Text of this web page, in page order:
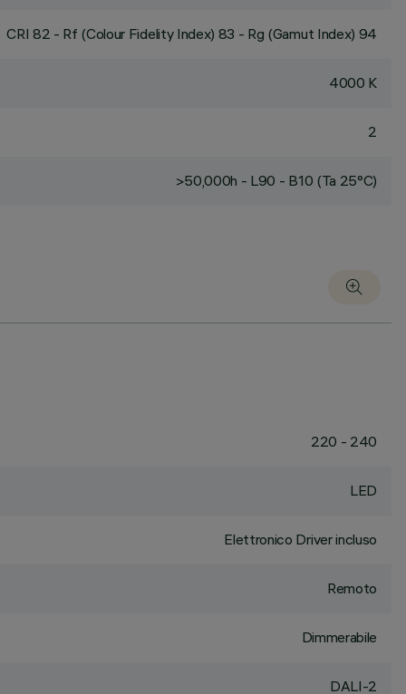
CRI 82 - Rf (Colour Fidelity Index) 83 - Rg (Gamut Index) 94
4000 K
2
>50,000h - L90 - B10 (Ta 25°C)
220 - 240
LED
Elettronico Driver incluso
Remoto
Dimmerabile
DALI-2